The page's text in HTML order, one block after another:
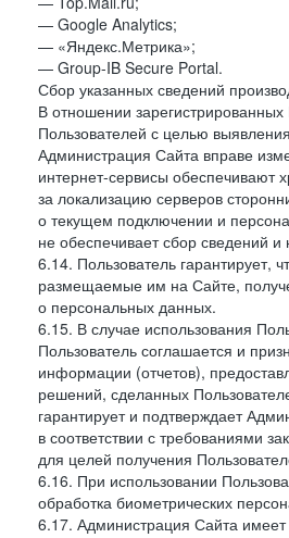
— Google Analytics;
— «Яндекс.Метрика»;
— Group-IB Secure Portal.
Сбор указанных сведений
В отношении
Пользователей с целью
Администрация Сайта вправе
интернет-сервисы обеспечивают
за локализацию серверов
о текущем подключении и
не обеспечивает сбор сведений
6.14. Пользователь гарантирует,
размещаемые им на Сайте,
о персональных данных.
6.15. В случае использования
Пользователь соглашается и
информации (отчетов),
решений, сделанных
гарантирует и подтверждает
в соответствии с требованиями
для целей получения
6.16. При использовании
обработка биометрических
6.17. Администрация Сайта имеет